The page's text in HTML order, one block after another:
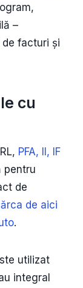
–
facturi și
cu
PFA, II, IF
pentru
de
de aici
.
utilizat
integral